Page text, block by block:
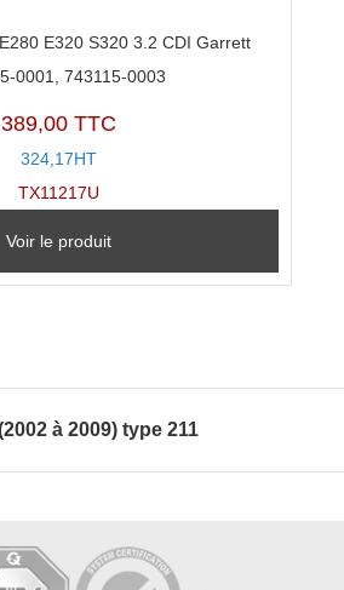
E320 S320 3.2 CDI Garrett
0001, 743115-0003
389,00 TTC
324,17HT
TX11217U
Voir le produit
à 2009) type 211